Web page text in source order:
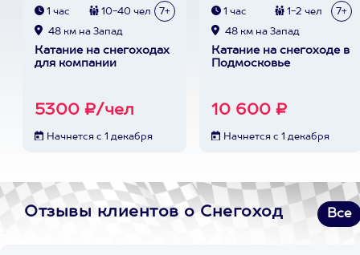
1 час 10-40 чел 7+
48 км на Запад
Катание на снегоходах
для компании
5300 ₽/чел
Начнется с 1 декабря
1 час 1-2 чел 7+
48 км на Запад
Катание на снегоходе в
Подмосковье
10 600 ₽
Начнется с 1 декабря
Отзывы клиентов о Снегоход Все